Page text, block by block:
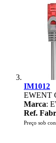
IM1012
EWENT
Marca:
Ref.
Preço sob